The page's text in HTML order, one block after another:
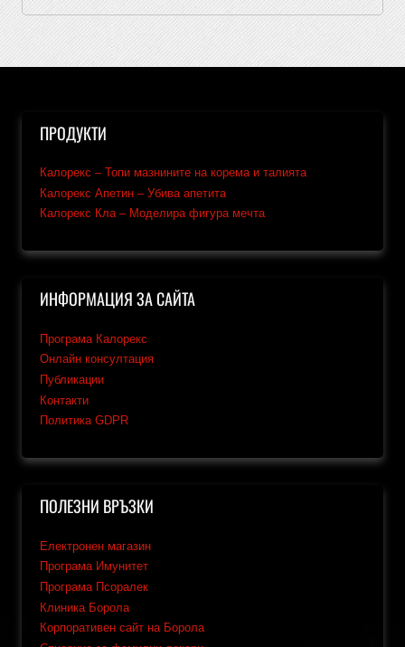
ПРОДУКТИ
Калорекс – Топи мазнините на корема и талията
Калорекс Апетин – Убива апетита
Калорекс Кла – Моделира фигура мечта
ИНФОРМАЦИЯ ЗА САЙТА
Програма Калорекс
Онлайн консултация
Публикации
Контакти
Политика GDPR
ПОЛЕЗНИ ВРЪЗКИ
Електронен магазин
Програма Имунитет
Програма Псоралек
Клиника Борола
Корпоративен сайт на Борола